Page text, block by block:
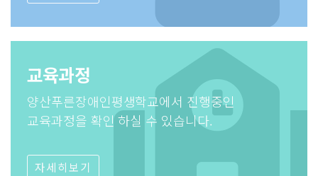
교육과정
양산푸른장애인평생학교에서 진행중인
교육과정을 확인 하실 수 있습니다.
자세히보기